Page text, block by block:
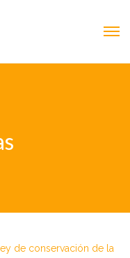
de conservación de la